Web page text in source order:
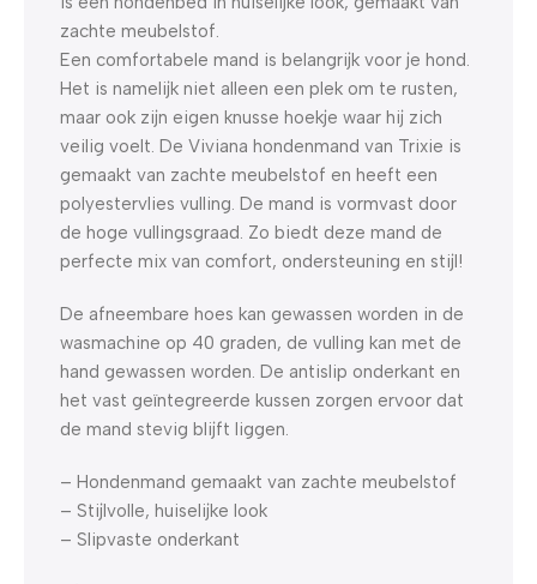
zachte meubelstof.
Een comfortabele mand is belangrijk voor je hond.
Het is namelijk niet alleen een plek om te rusten,
maar ook zijn eigen knusse hoekje waar hij zich
veilig voelt. De Viviana hondenmand van Trixie is
gemaakt van zachte meubelstof en heeft een
polyestervlies vulling. De mand is vormvast door
de hoge vullingsgraad. Zo biedt deze mand de
perfecte mix van comfort, ondersteuning en stijl!
De afneembare hoes kan gewassen worden in de
wasmachine op 40 graden, de vulling kan met de
hand gewassen worden. De antislip onderkant en
het vast geïntegreerde kussen zorgen ervoor dat
de mand stevig blijft liggen.
– Hondenmand gemaakt van zachte meubelstof
– Stijlvolle, huiselijke look
– Slipvaste onderkant